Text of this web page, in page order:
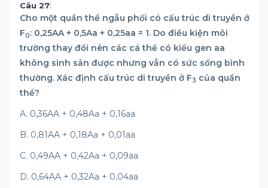
Câu 27:
Cho một quần thể ngẫu phối có cấu trúc di truyền ở
F0: 0,25AA + 0,5Aa + 0,25aa = 1. Do điều kiện môi
trường thay đổi nên các cá thể có kiểu gen aa
không sinh sản được nhưng vẫn có sức sống bình
thường. Xác định cấu trúc di truyền ở F3 của quần
thể?
A. 0,36AA + 0,48Aa + 0,16aa
B. 0,81AA + 0,18Aa + 0,01aa
C. 0,49AA + 0,42Aa + 0,09aa
D. 0,64AA + 0,32Aa + 0,04aa